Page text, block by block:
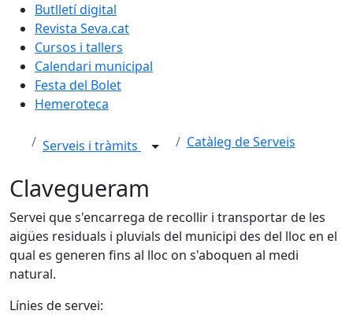
Butlletí digital
Revista Seva.cat
Cursos i tallers
Calendari municipal
Festa del Bolet
Hemeroteca
Serveis i tràmits Catàleg de Serveis
Clavegueram
Servei que s'encarrega de recollir i transportar de les
aigües residuals i pluvials del municipi des del lloc en el
qual es generen fins al lloc on s'aboquen al medi
natural.
Línies de servei: